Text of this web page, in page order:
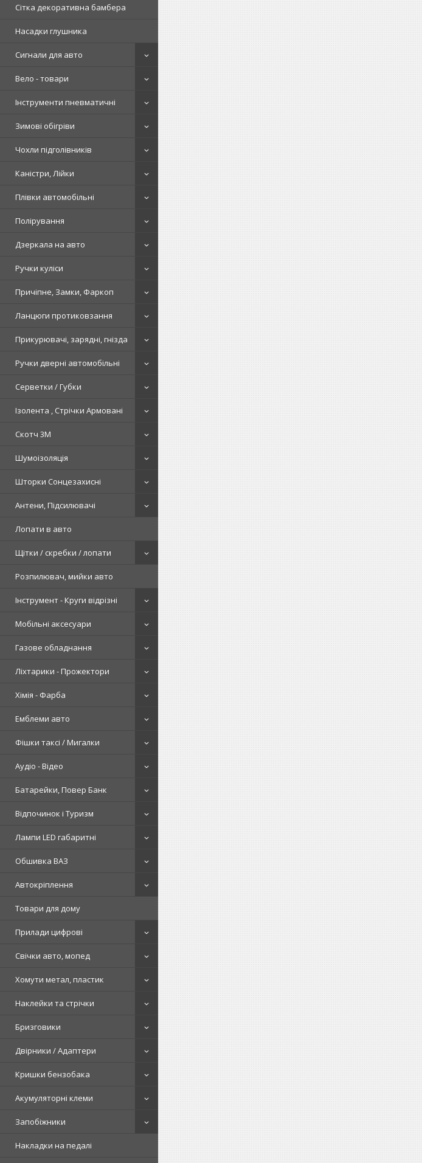
Сітка декоративна бамбера
Насадки глушника
Сигнали для авто
Вело - товари
Інструменти пневматичні
Зимові обігріви
Чохли підголівників
Каністри, Лійки
Плівки автомобільні
Полірування
Дзеркала на авто
Ручки куліси
Причіпне, Замки, Фаркоп
Ланцюги протиковзання
Прикурювачі, зарядні, гнізда
Ручки дверні автомобільні
Серветки / Губки
Ізолента , Стрічки Армовані
Скотч 3М
Шумоізоляція
Шторки Сонцезахисні
Антени, Підсилювачі
Лопати в авто
Щітки / скребки / лопати
Розпилювач, мийки авто
Інструмент - Круги відрізні
Мобільні аксесуари
Газове обладнання
Ліхтарики - Прожектори
Хімія - Фарба
Емблеми авто
Фішки таксі / Мигалки
Аудіо - Відео
Батарейки, Повер Банк
Відпочинок і Туризм
Лампи LED габаритні
Обшивка ВАЗ
Автокріплення
Товари для дому
Прилади цифрові
Свічки авто, мопед
Хомути метал, пластик
Наклейки та стрічки
Бризговики
Двірники / Адаптери
Кришки бензобака
Акумуляторні клеми
Запобіжники
Накладки на педалі